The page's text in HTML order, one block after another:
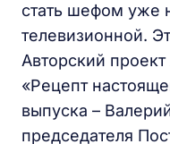
стать шефом уже
телевизионной.
Авторский
«Рецепт
выпуска –
председателя